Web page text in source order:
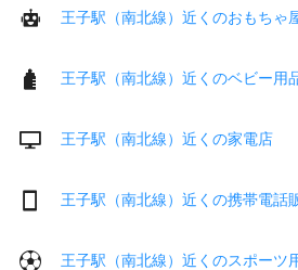
王子駅（南北線）近くのおもちゃ
王子駅（南北線）近くのベビー用
王子駅（南北線）近くの家電店
王子駅（南北線）近くの携帯電話
王子駅（南北線）近くのスポーツ